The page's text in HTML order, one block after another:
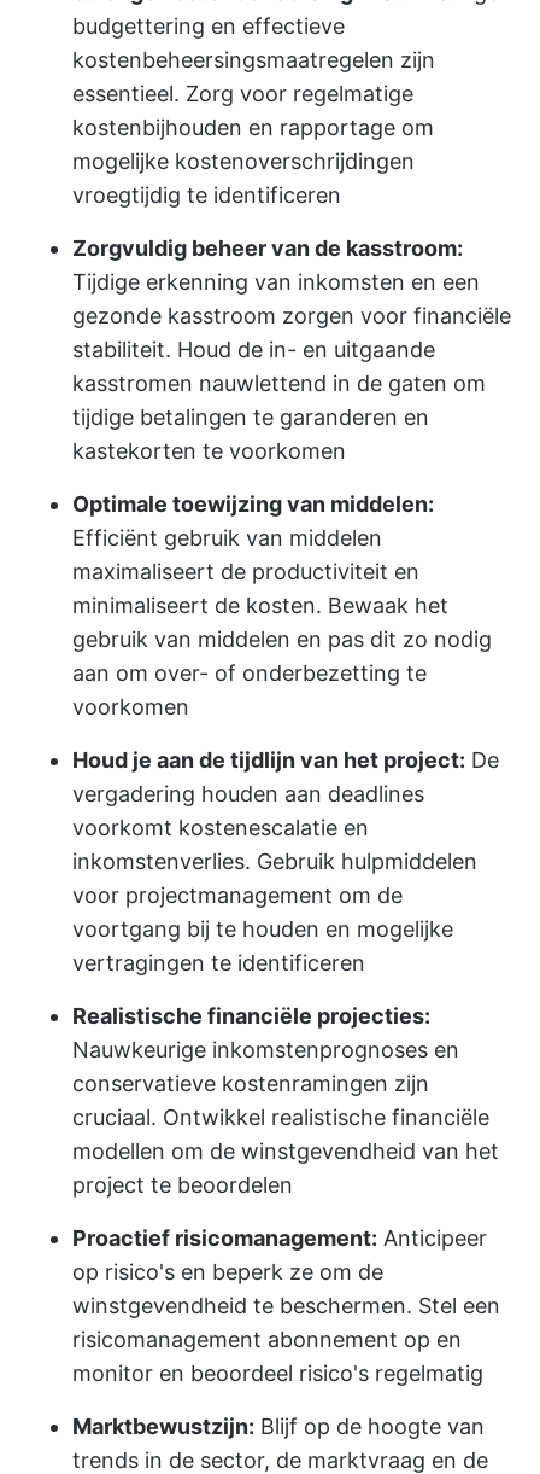
budgettering en effectieve
kostenbeheersingsmaatregelen zijn
essentieel. Zorg voor regelmatige
kostenbijhouden en rapportage om
mogelijke kostenoverschrijdingen
vroegtijdig te identificeren
Zorgvuldig beheer van de kasstroom:
Tijdige erkenning van inkomsten en een
gezonde kasstroom zorgen voor financiële
stabiliteit. Houd de in- en uitgaande
kasstromen nauwlettend in de gaten om
tijdige betalingen te garanderen en
kastekorten te voorkomen
Optimale toewijzing van middelen:
Efficiënt gebruik van middelen
maximaliseert de productiviteit en
minimaliseert de kosten. Bewaak het
gebruik van middelen en pas dit zo nodig
aan om over- of onderbezetting te
voorkomen
Houd je aan de tijdlijn van het project: De
vergadering houden aan deadlines
voorkomt kostenescalatie en
inkomstenverlies. Gebruik hulpmiddelen
voor projectmanagement om de
voortgang bij te houden en mogelijke
vertragingen te identificeren
Realistische financiële projecties:
Nauwkeurige inkomstenprognoses en
conservatieve kostenramingen zijn
cruciaal. Ontwikkel realistische financiële
modellen om de winstgevendheid van het
project te beoordelen
Proactief risicomanagement: Anticipeer
op risico's en beperk ze om de
winstgevendheid te beschermen. Stel een
risicomanagement abonnement op en
monitor en beoordeel risico's regelmatig
Marktbewustzijn: Blijf op de hoogte van
trends in de sector, de marktvraag en de